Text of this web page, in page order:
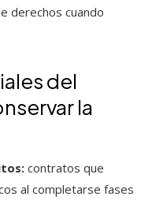
derechos cuando
del
la
contratos que
al completarse fases